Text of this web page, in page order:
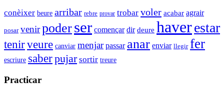
conèixer beure arribar rebre provar trobar voler acabar agrair
posar venirpoderser començar dir deure haverestar
tenirveure canviar menjar passar anar enviar llegir fer
escriure saberpujar sortir treure
Practicar